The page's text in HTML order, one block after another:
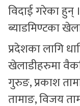
विदाई गरेका हुन्
ब्याडमिण्टका
प्रदेशका लागि
खेलाडीहरुमा
गुरुङ, प्रकाश
तामाङ, विजय